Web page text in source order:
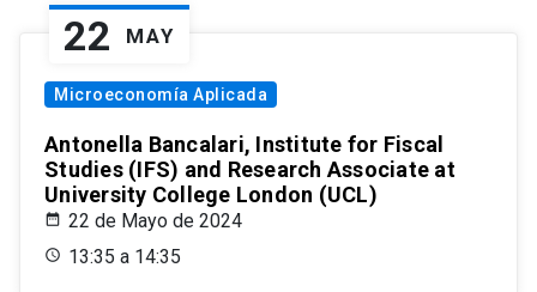
22 MAY
Microeconomía Aplicada
Antonella Bancalari, Institute for Fiscal
Studies (IFS) and Research Associate at
University College London (UCL)
22 de Mayo de 2024
13:35 a 14:35